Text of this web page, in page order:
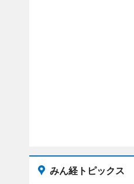
みん経トピックス